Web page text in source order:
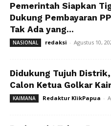
Pemerintah Siapkan
Dukung Pembayaran
Tak Ada yang...
NASIONAL redaksi - Agustus 10,
Didukung Tujuh
Calon Ketua Golkar
KAIMANA Redaktur KlikPapua -